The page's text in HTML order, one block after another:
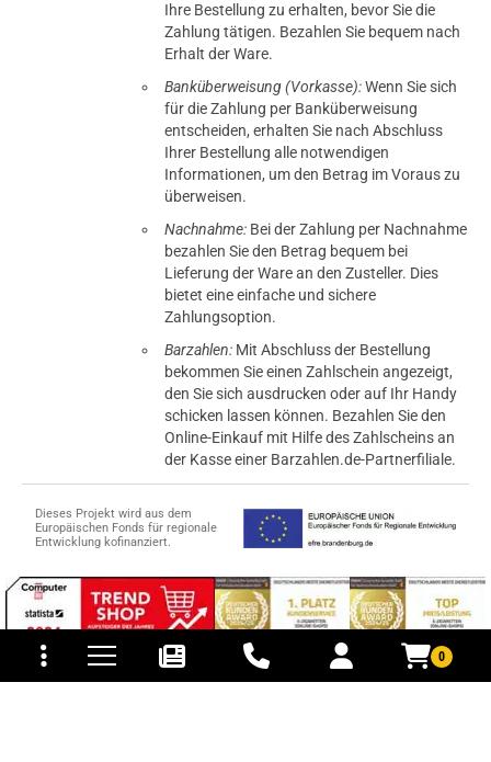
0
und Versandkosten
Ihre Bestellung zu erhalten, bevor Sie die
Zahlung tätigen. Bezahlen Sie bequem nach
Erhalt der Ware.
Banküberweisung (Vorkasse):Wenn Sie sich
für die Zahlung per Banküberweisung
entscheiden, erhalten Sie nach Abschluss
Ihrer Bestellung alle notwendigen
Informationen, um den Betrag im Voraus zu
überweisen.
Nachnahme: Bei der Zahlung per Nachnahme
bezahlen Sie den Betrag bequem bei
Lieferung der Ware an den Zusteller. Dies
bietet eine einfache und sichere
Zahlungsoption.
Barzahlen: Mit Abschluss der Bestellung
bekommen Sie einen Zahlschein angezeigt,
den Sie sich ausdrucken oder auf Ihr Handy
schicken lassen können. Bezahlen Sie den
Online-Einkauf mit Hilfe des Zahlscheins an
der Kasse einer Barzahlen.de-Partnerfiliale.
Dieses Projekt wird aus dem
Europäischen Fonds für regionale
Entwicklung kofinanziert.
© 2015-2026 PB-ViGoods GmbH